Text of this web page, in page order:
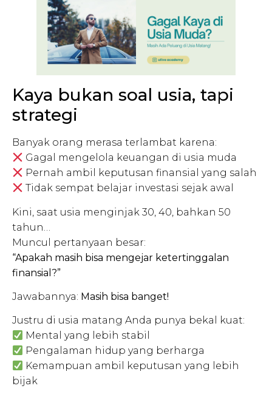
Kaya bukan soal usia, tapi
strategi
Banyak orang merasa terlambat karena:
Gagal mengelola keuangan di usia muda
Pernah ambil keputusan finansial yang salah
Tidak sempat belajar investasi sejak awal
Kini, saat usia menginjak 30, 40, bahkan 50
tahun…
Muncul pertanyaan besar:
“Apakah masih bisa mengejar ketertinggalan
finansial?”
Jawabannya: Masih bisa banget!
Justru di usia matang Anda punya bekal kuat:
Mental yang lebih stabil
Pengalaman hidup yang berharga
Kemampuan ambil keputusan yang lebih
bijak